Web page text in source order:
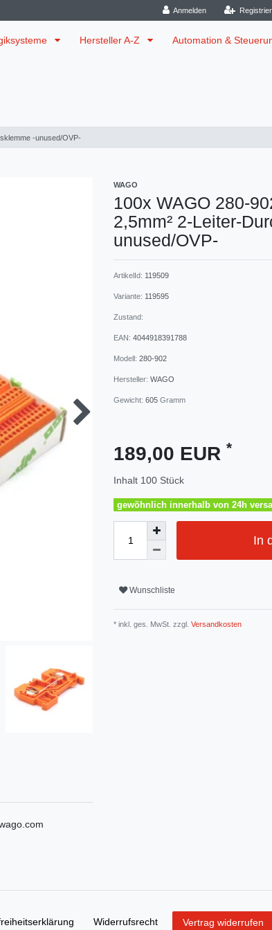
Anmelden
Hersteller A-Z Automation &
-unused/OVP-
WAGO
100x WAGO 280-
2,5mm² 2-Leiter-
unused/OVP-
ArtikelId: 119509
Variante: 119595
Zustand:
EAN: 4044918391788
Modell: 280-902
Hersteller: WAGO
Gewicht: 605 Gramm
189,00 EUR *
Inhalt 100 Stück
gewöhnlich innerhalb von 24h
In
Wunschliste
* inkl. ges. MwSt. zzgl. Versandkosten
Widerrufs­recht Vertrag widerrufen